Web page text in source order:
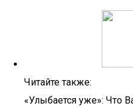
Читайте также:
«Улыбается уже»: Что